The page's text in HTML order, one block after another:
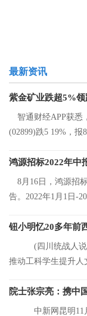
最新资讯
紫金矿业跌超5%
智通财经APP获悉
(02899)跌5 19%，报
鸿源招标2022年中
8月16日，鸿源招
告。2022年1月1日-
钮小明忆20多年前
(四川统战人说
推动工科学生提升
院士张宗亮：携中
中新网昆明11月